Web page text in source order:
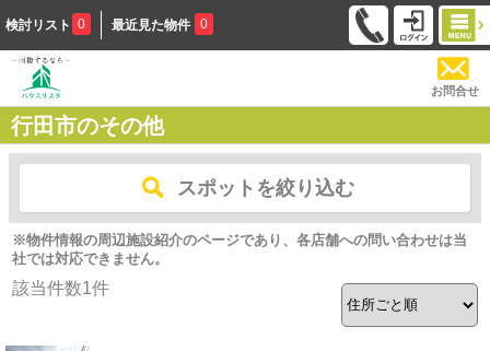
検討リスト 0 最近見た物件 0
お問合せ
行田市のその他
スポットを絞り込む
※物件情報の周辺施設紹介のページであり、各店舗への問い合わせは当
社では対応できません。
該当件数1件